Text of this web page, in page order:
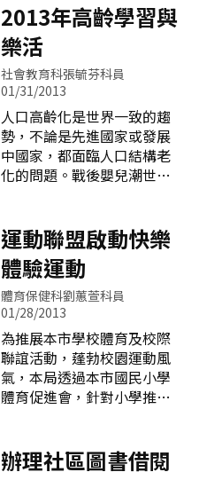
之考量，平時可製作防詐騙
家長聯繫函及加強反詐騙宣
導；遇有個案發生時則報
警，請求專業協助，各校若
接獲恐嚇詐騙電話後，應立
即向警察機關報案。 三、若
發現可疑實體破壞行為時，
需以平和方式，勸導人員遠
離現場，設置警戒線，封鎖
現場，避免產生驚恐狀況，
的疏散原則。 四、遇食物或
飲用水源遭威脅下毒時，應
立即阻斷食
濟、社會、文化、公民和政
治權利，締約國應採取立法
及一切適當措施，消除對婦
女之歧視，確保男女在教
育、就業、保健、家庭、政
治、法律、社會、經濟等各
方面享有平等權利。此一公
約可稱之為「婦女人權法
典」，開放給所有國家
(state)簽署加入，不限於聯
187個國家簽署加入。
CEDAW內容詳列各項性別平
等權利，包含參與政治及公
共事務權、參與國際組織
權、國籍權、教育權、就業
權、農村婦女權、健康權、
社會及經濟權、法律權、婚
姻及家庭權等。 鑑於保
障婦女權益已成國際人權主
流價值，我國為提升我國之
95）年7月8日函送公約由立
2013年高齡學習與
樂活
社會教育科張毓芬科員
01/31/2013
人口高齡化是世界一致的趨
勢，不論是先進國家或發展
中國家，都面臨人口結構老
化的問題。戰後嬰兒潮世代
人口，即所謂的「老人潮」
(seniorboom)。聯合國早在
1982年就提出「國際老化行
動計畫」，指出高齡者接受
教育是一種基本人權。我國
教育部也於95年發布「邁向
高齡社會老人教育政策」白
皮書，以保障長者的學習權
利，落實終身學習、健康快
樂、自主尊嚴、社會參與等
元」、「深耕發展」與「在
地學習」為老人教育推動之
運動聯盟啟動快樂
體驗運動
體育保健科劉蕙萱科員
01/28/2013
為推展本市學校體育及校際
聯誼活動，蓬勃校園運動風
氣，本局透過本市國民小學
體育促進會，針對小學推動
運動的習慣。 本市小學「運
動聯盟」於102年3月至5月
辦理社區圖書借閱